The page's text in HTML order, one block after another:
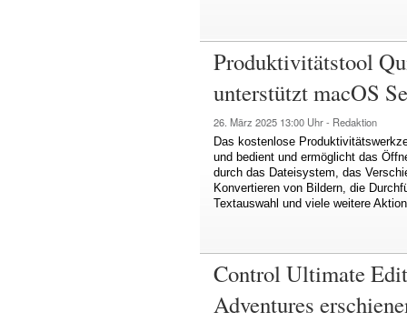
Produktivitätstool
unterstützt macOS
26. März 2025 13:00 Uhr - Redaktion
Das kostenlose
und bedient und ermöglicht das
durch das Dateisystem, das
Konvertieren von Bildern, die
Textauswahl und viele weitere
Control Ultimate
Adventures